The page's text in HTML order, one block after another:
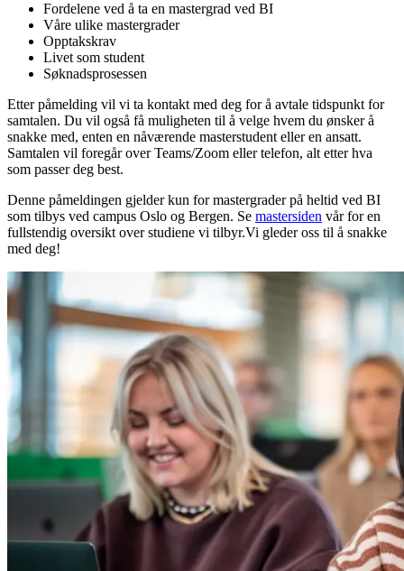
Fordelene ved å ta en mastergrad ved BI
Våre ulike mastergrader
Opptakskrav
Livet som student
Søknadsprosessen
Etter påmelding vil vi ta kontakt med deg for å avtale tidspunkt for
samtalen. Du vil også få muligheten til å velge hvem du ønsker å
snakke med, enten en nåværende masterstudent eller en ansatt.
Samtalen vil foregår over Teams/Zoom eller telefon, alt etter hva
som passer deg best.
Denne påmeldingen gjelder kun for mastergrader på heltid ved BI
som tilbys ved campus Oslo og Bergen. Se mastersiden vår for en
fullstendig oversikt over studiene vi tilbyr.Vi gleder oss til å snakke
med deg!